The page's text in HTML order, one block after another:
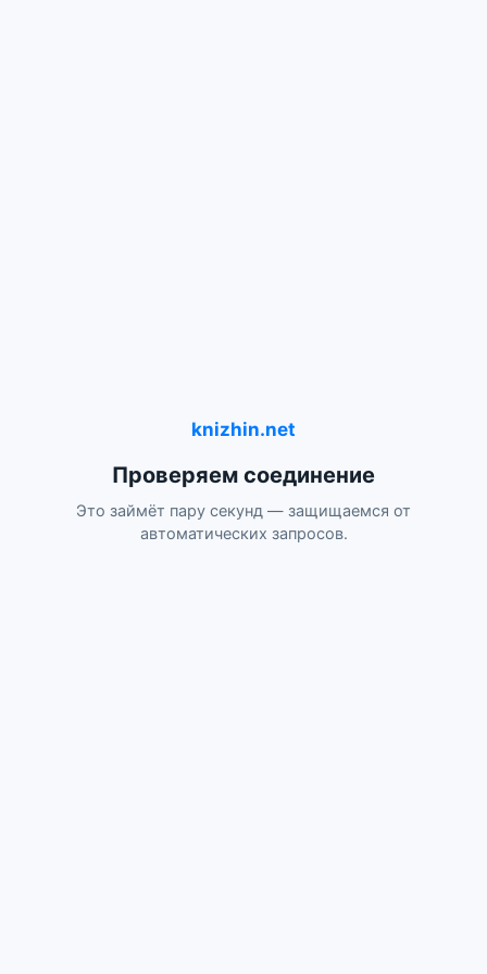
knizhin.net
Проверяем соединение
Это займёт пару секунд — защищаемся от
автоматических запросов.